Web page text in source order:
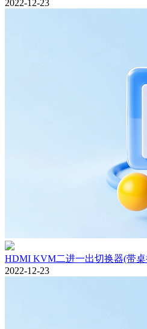
2022-12-23
HDMI KVM二进一出切换器(带桌
2022-12-23